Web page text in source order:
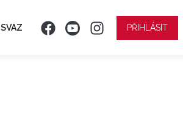
SVAZ PŘIHLÁSIT